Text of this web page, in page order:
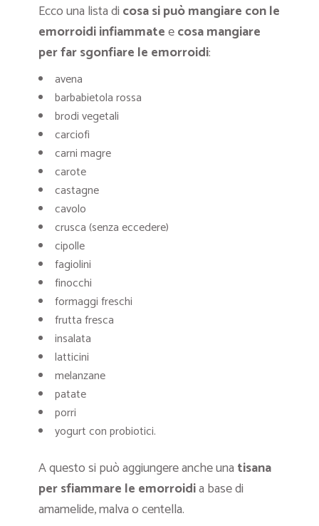
Ecco una lista di cosa si può mangiare con le
emorroidi infiammateecosa mangiare
per far sgonfiare le emorroidi:
avena
barbabietola rossa
brodi vegetali
carciofi
carni magre
carote
castagne
cavolo
crusca (senza eccedere)
cipolle
fagiolini
finocchi
formaggi freschi
frutta fresca
insalata
latticini
melanzane
patate
porri
yogurt con probiotici.
A questo si può aggiungere anche una tisana
per sfiammare le emorroidia base di
amamelide, malva o centella.